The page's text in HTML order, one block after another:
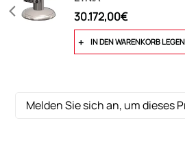
30.172,00€
IN DEN WARENKORB LEGEN
Melden Sie sich an, um dieses